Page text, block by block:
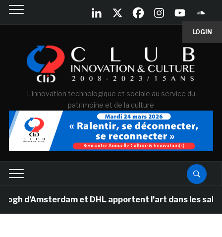
LOGIN
L'innovation technologique et sociale au service du
patrimoine et de la culture
d’Amsterdam et DHL apportent l’art dans les salles